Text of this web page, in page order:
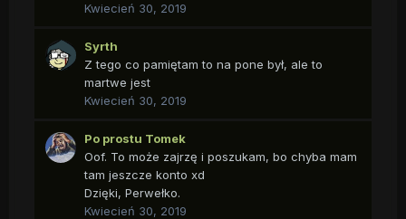
Kwiecień 30, 2019
Syrth
Z tego co pamiętam to na pone był, ale to
martwe jest
Kwiecień 30, 2019
Po prostu Tomek
Oof. To może zajrzę i poszukam, bo chyba mam
tam jeszcze konto xd
Dzięki, Perwełko.
Kwiecień 30, 2019